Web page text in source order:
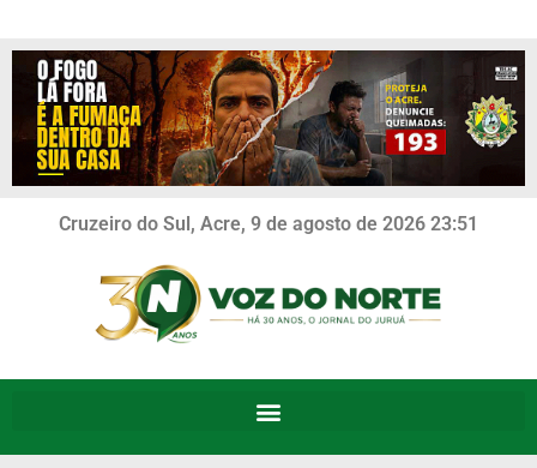
Cruzeiro do Sul, Acre, 9 de agosto de 2026 23:51